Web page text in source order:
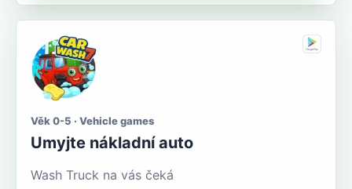
Věk 0-5 · Vehicle games
Umyjte nákladní auto
Wash Truck na vás čeká